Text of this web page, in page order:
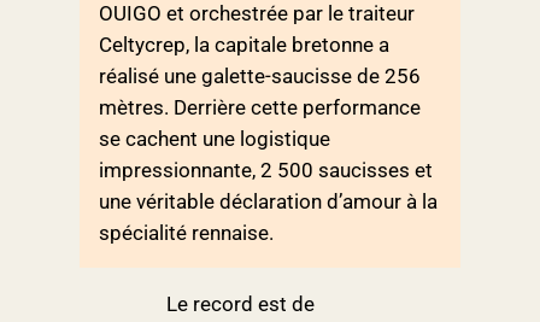
OUIGO et orchestrée par le traiteur
Celtycrep, la capitale bretonne a
réalisé une galette-saucisse de 256
mètres. Derrière cette performance
se cachent une logistique
impressionnante, 2 500 saucisses et
une véritable déclaration d’amour à la
spécialité rennaise.
Le record est de